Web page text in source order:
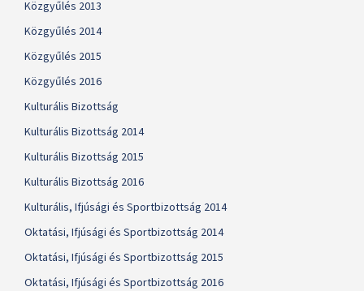
Közgyűlés 2013
Közgyűlés 2014
Közgyűlés 2015
Közgyűlés 2016
Kulturális Bizottság
Kulturális Bizottság 2014
Kulturális Bizottság 2015
Kulturális Bizottság 2016
Kulturális, Ifjúsági és Sportbizottság 2014
Oktatási, Ifjúsági és Sportbizottság 2014
Oktatási, Ifjúsági és Sportbizottság 2015
Oktatási, Ifjúsági és Sportbizottság 2016